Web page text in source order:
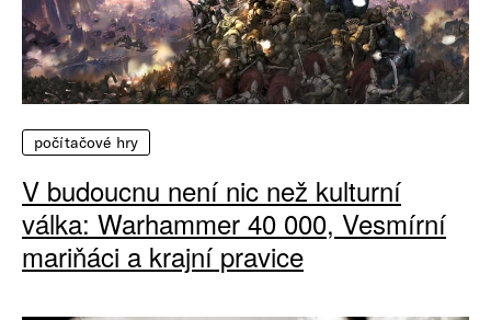
počítačové hry
V budoucnu není nic než kulturní
válka: Warhammer 40 000, Vesmírní
mariňáci a krajní pravice